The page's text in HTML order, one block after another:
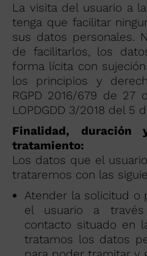
La visita del usuario a
tenga que facilitar
sus datos personales.
de facilitarlos, los
forma lícita con
los principios y
RGPD 2016/679 de
LOPDGDD 3/2018 del 5
Finalidad, duración
tratamiento:
Los datos que el
trataremos con las
Atender la solicitud o
el usuario a
contacto situado en
tratamos los datos